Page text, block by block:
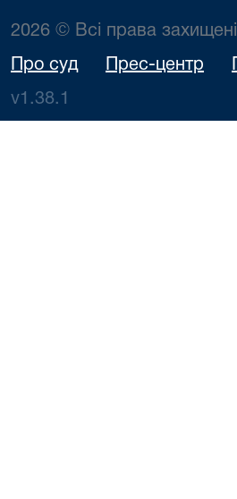
2026 © Всі права захищені
Про суд Прес-центр
v1.38.1